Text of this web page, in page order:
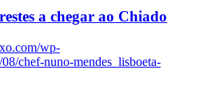
a chegar ao Chiado
wp-
chef-nuno-mendes_lisboeta-